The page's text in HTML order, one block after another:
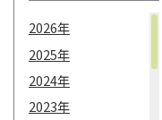
3月15日
2月15日
2026年
2025年
2024年
2023年